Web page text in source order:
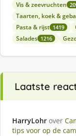
Vis & zeevruchten
Taarten, koek &
Pasta & rijst 1419
Salades 1216
Laatste
HarryLohr over
tips voor op de